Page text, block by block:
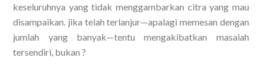
keseluruhnya yang tidak menggambarkan citra yang mau
disampaikan. jika telah terlanjur—apalagi memesan dengan
jumlah yang banyak—tentu mengakibatkan masalah
tersendiri, bukan ?